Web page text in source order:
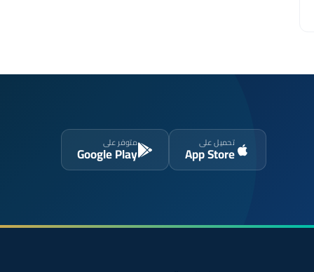
تحميل على
App Store
متوفر على
Google Play